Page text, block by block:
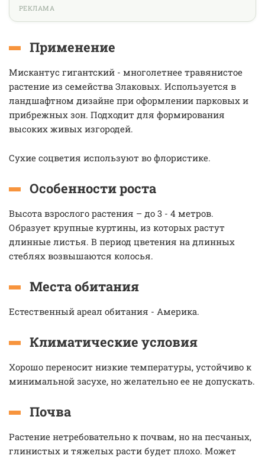
РЕКЛАМА
Применение
Мискантус гигантский - многолетнее травянистое
растение из семейства Злаковых. Используется в
ландшафтном дизайне при оформлении парковых и
прибрежных зон. Подходит для формирования
высоких живых изгородей.
Сухие соцветия используют во флористике.
Особенности роста
Высота взрослого растения – до 3 - 4 метров.
Образует крупные куртины, из которых растут
длинные листья. В период цветения на длинных
стеблях возвышаются колосья.
Места обитания
Естественный ареал обитания - Америка.
Климатические условия
Хорошо переносит низкие температуры, устойчиво к
минимальной засухе, но желательно ее не допускать.
Почва
Растение нетребовательно к почвам, но на песчаных,
глинистых и тяжелых расти будет плохо. Может